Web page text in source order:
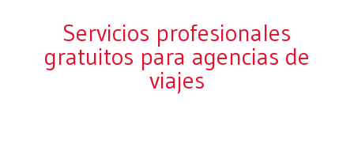
Servicios profesionales
gratuitos para agencias de
viajes